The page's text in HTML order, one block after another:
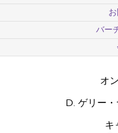
バー
オ
D. ゲリー・
キ